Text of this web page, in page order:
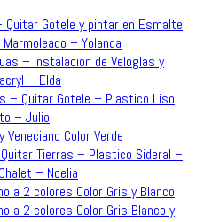
Quitar Gotele y pintar en Esmalte
– Yolanda
– Instalacion de Veloglas y
– Elda
– Quitar Gotele – Plastico Liso
– Julio
Color Verde
Tierras – Plastico Sideral –
– Noelia
a 2 colores Color Gris y Blanco
a 2 colores Color Gris Blanco y